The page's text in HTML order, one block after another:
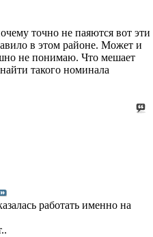
точно не паяются вот эти
в этом районе. Может и
не понимаю. Что мешает
такого номинала
работать именно на